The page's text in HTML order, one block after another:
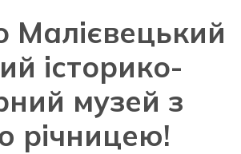
Малієвецький
історико-
музей з
річницею!